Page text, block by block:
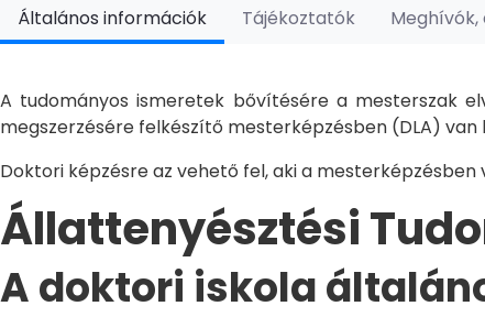
Általános információk Tájékoztatók
A tudományos ismeretek bővítésére a mesterszak
megszerzésére felkészítő mesterképzésben (DLA)
Doktori képzésre az vehető fel, aki a
Állattenyésztési
A doktori iskola